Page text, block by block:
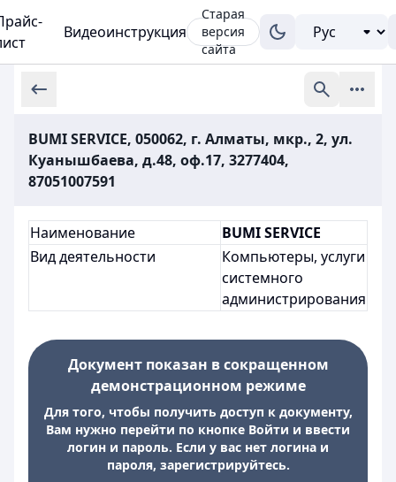
Видеоинструкция
Старая
версия
сайта
BUMI SERVICE, 050062, г. Алматы, мкр., 2, ул.
Куанышбаева, д.48, оф.17, 3277404,
87051007591
Наименование
BUMI SERVICE
Вид деятельности
Компьютеры, услуги
системного
администрирования
Документ показан в сокращенном
демонстрационном режиме
Для того, чтобы получить доступ к документу,
Вам нужно перейти по кнопке Войти и ввести
логин и пароль. Если у вас нет логина и
пароля, зарегистрируйтесь.